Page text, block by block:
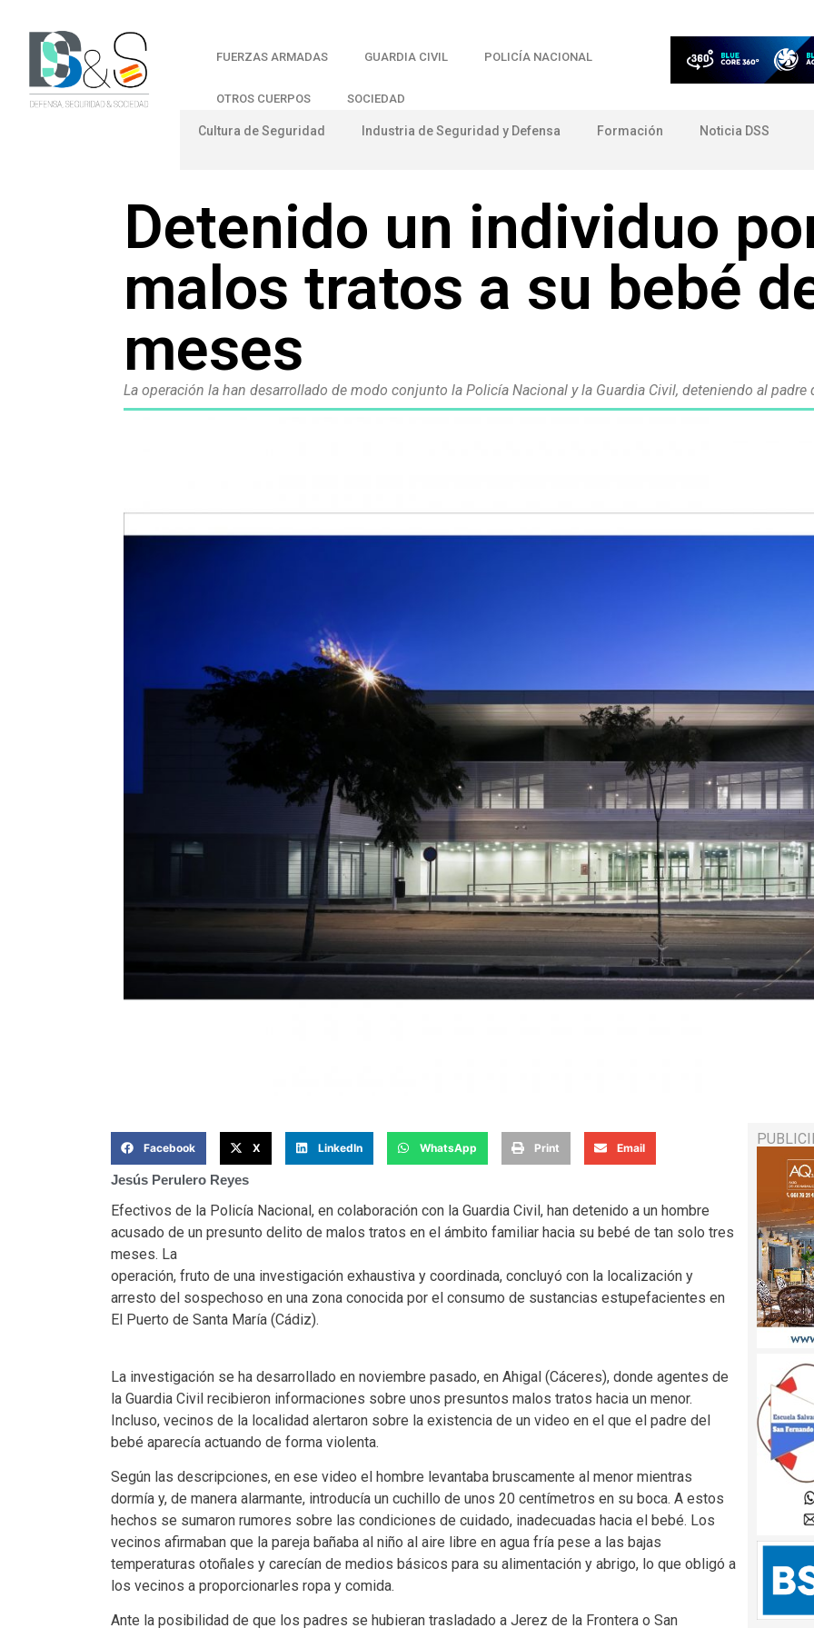
FUERZAS ARMADAS GUARDIA CIVIL POLICÍA NACIONAL
OTROS CUERPOS SOCIEDAD
Cultura de Seguridad Industria de Seguridad y Defensa Formación Noticia DSS
Detenido un individuo
malos tratos a su bebé
meses
La operación la han desarrollado de modo conjunto la Policía Nacional y la Guardia Civil, deteniendo al padre
Facebook X LinkedIn WhatsApp Print Email
Jesús Perulero Reyes
Efectivos de la Policía Nacional, en colaboración con la Guardia Civil, han detenido a un hombre
acusado de un presunto delito de malos tratos en el ámbito familiar hacia su bebé de tan solo tres
meses. La
operación, fruto de una investigación exhaustiva y coordinada, concluyó con la localización y
arresto del sospechoso en una zona conocida por el consumo de sustancias estupefacientes en
El Puerto de Santa María (Cádiz).
La investigación se ha desarrollado en noviembre pasado, en Ahigal (Cáceres), donde agentes de
la Guardia Civil recibieron informaciones sobre unos presuntos malos tratos hacia un menor.
Incluso, vecinos de la localidad alertaron sobre la existencia de un video en el que el padre del
bebé aparecía actuando de forma violenta.
Según las descripciones, en ese video el hombre levantaba bruscamente al menor mientras
dormía y, de manera alarmante, introducía un cuchillo de unos 20 centímetros en su boca. A estos
hechos se sumaron rumores sobre las condiciones de cuidado, inadecuadas hacia el bebé. Los
vecinos afirmaban que la pareja bañaba al niño al aire libre en agua fría pese a las bajas
temperaturas otoñales y carecían de medios básicos para su alimentación y abrigo, lo que obligó a
los vecinos a proporcionarles ropa y comida.
Ante la posibilidad de que los padres se hubieran trasladado a Jerez de la Frontera o San